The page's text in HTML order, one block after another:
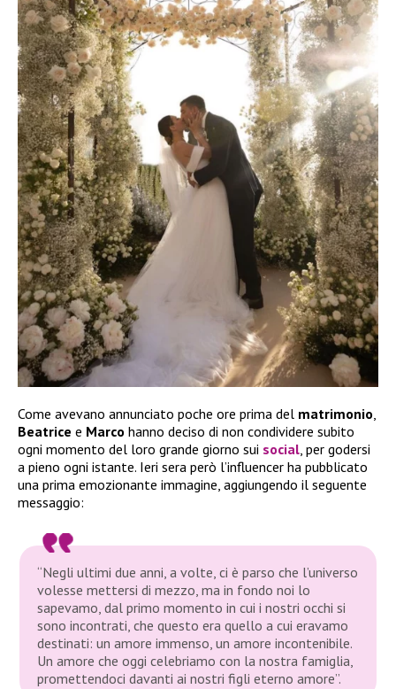
Come avevano annunciato poche ore prima del matrimonio,
Beatrice e Marco hanno deciso di non condividere subito
ogni momento del loro grande giorno sui social, per godersi
a pieno ogni istante. Ieri sera però l’influencer ha pubblicato
una prima emozionante immagine, aggiungendo il seguente
messaggio:
“Negli ultimi due anni, a volte, ci è parso che l’universo
volesse mettersi di mezzo, ma in fondo noi lo
sapevamo, dal primo momento in cui i nostri occhi si
sono incontrati, che questo era quello a cui eravamo
destinati: un amore immenso, un amore incontenibile.
Un amore che oggi celebriamo con la nostra famiglia,
promettendoci davanti ai nostri figli eterno amore”.